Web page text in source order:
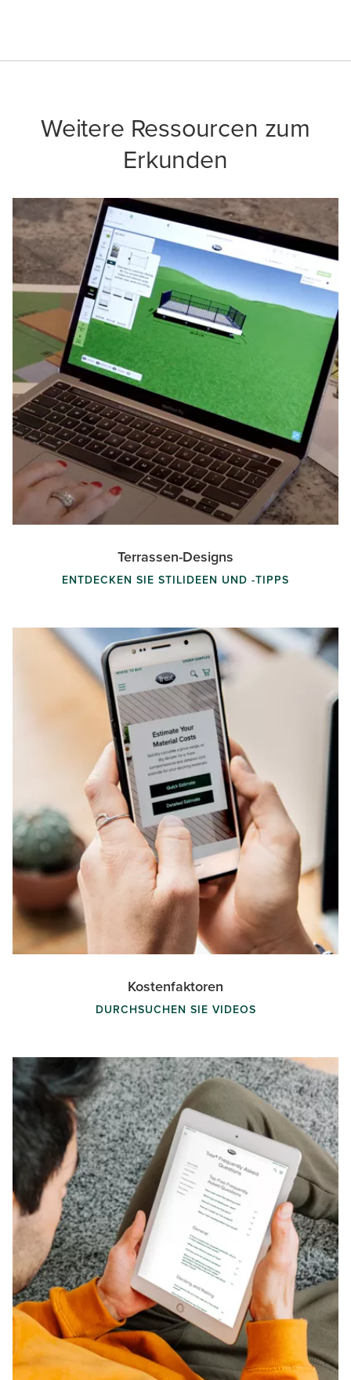
Weitere Ressourcen zum
Erkunden
Terrassen-Designs
ENTDECKEN SIE STILIDEEN UND -TIPPS
Kostenfaktoren
DURCHSUCHEN SIE VIDEOS